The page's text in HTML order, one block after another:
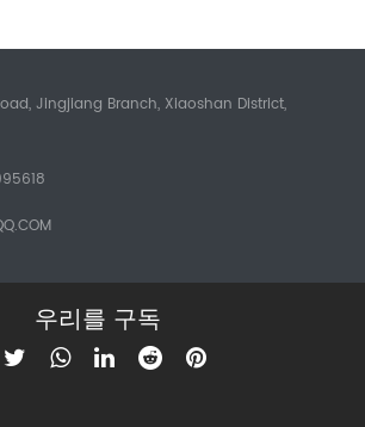
Jingjiang Branch, Xiaoshan District,
우리를 구독